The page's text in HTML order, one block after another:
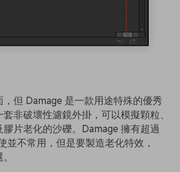
但 Damage 是一款用途特殊的優秀
非破壞性濾鏡外掛，可以模擬顆粒、
片老化的沙礫。Damage 擁有超過
並不常用，但是要製造老化特效，